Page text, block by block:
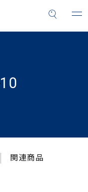
関連商品